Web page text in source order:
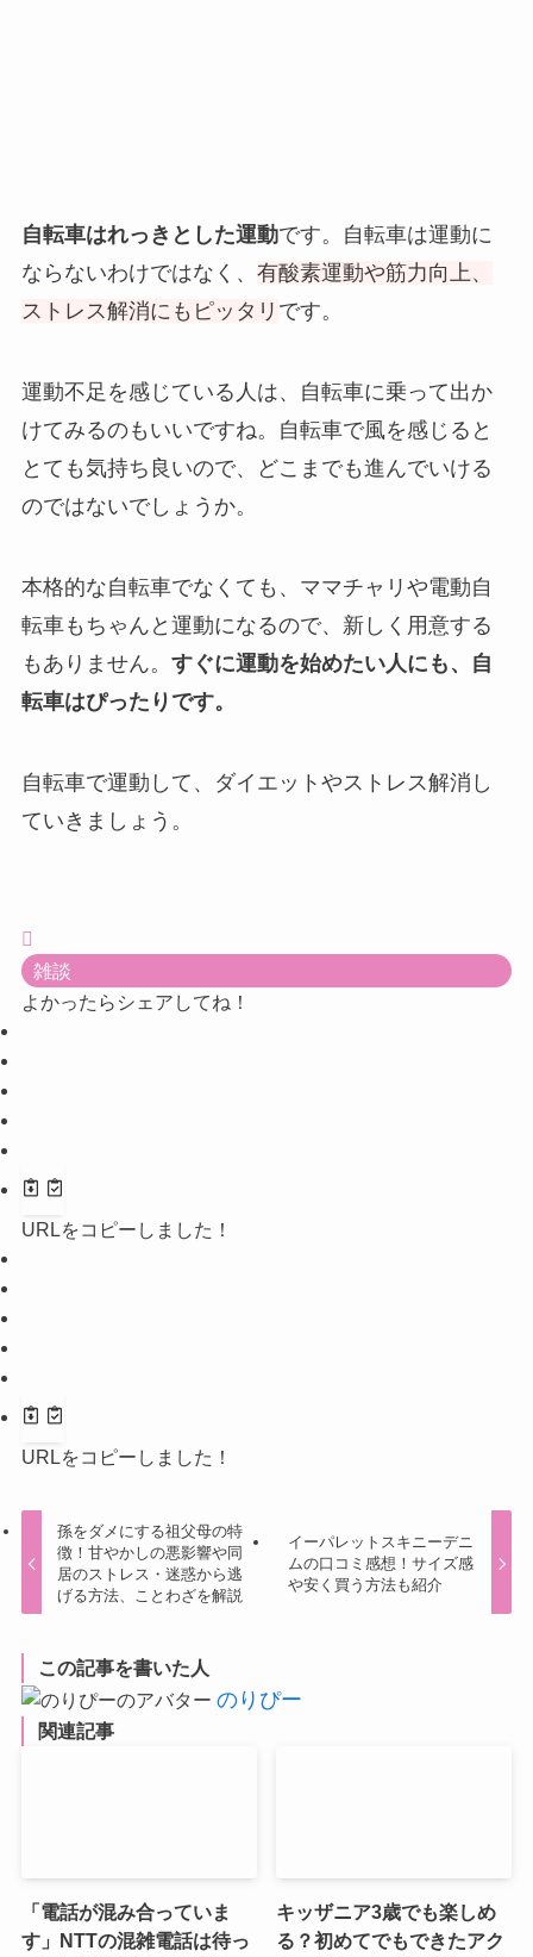
自転車はれっきとした運動です。自転車は運動に
ならないわけではなく、 有酸素運動や筋力向上、
ストレス解消にもピッタリ です。
運動不足を感じている人は、自転車に乗って出か
けてみるのもいいですね。自転車で風を感じると
とても気持ち良いので、どこまでも進んでいける
のではないでしょうか。
本格的な自転車でなくても、ママチャリや電動自
転車もちゃんと運動になるので、新しく用意する
もありません。 すぐに運動を始めたい人にも、自
転車はぴったりです。
自転車で運動して、ダイエットやストレス解消し
ていきましょう。
雑談
よかったらシェアしてね！
URLをコピーしました！
URLをコピーしました！
孫をダメにする祖父母の特
徴！甘やかしの悪影響や同
居のストレス・迷惑から逃
げる方法、ことわざを解説
イーパレットスキニーデニ
ムの口コミ感想！サイズ感
や安く買う方法も紹介
この記事を書いた人
のりぴー
関連記事
「電話が混み合っていま
す」NTTの混雑電話は待っ
キッザニア3歳でも楽しめ
る？初めてでもできたアク